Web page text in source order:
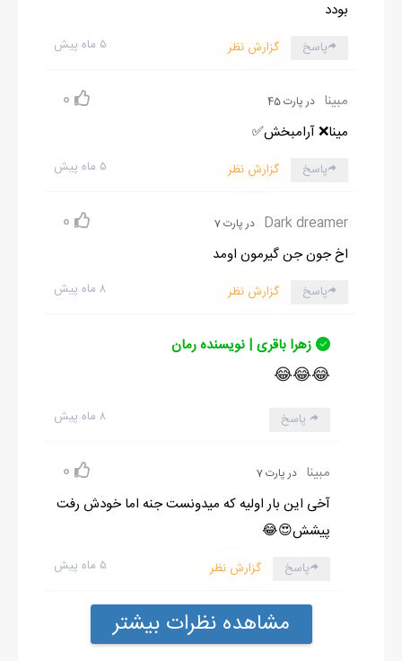
بودد
۵ ماه پیش پاسخ گزارش نظر
مبینا در پارت 45 0
مینا❌ آرامبخش✅
۵ ماه پیش پاسخ گزارش نظر
Dark dreamer در پارت 7 0
اخ جون جن گیرمون اومد
۸ ماه پیش پاسخ گزارش نظر
زهرا باقری | نویسنده رمان
😂😂😂
۸ ماه پیش پاسخ
مبینا در پارت 7 0
آخی این بار اولیه که میدونست جنه اما خودش رفت
پیشش😍😂
۵ ماه پیش پاسخ گزارش نظر
مشاهده نظرات بیشتر